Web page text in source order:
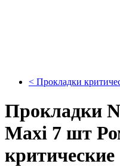
< Прокладки
Прокладки
Maxi 7 шт
критические